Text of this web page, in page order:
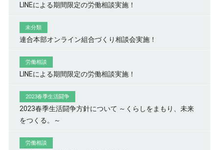
LINEによる期間限定の労働相談実施！
未分類
連合本部オンライン組合づくり相談会実施！
労働相談
LINEによる期間限定の労働相談実施！
2023春季生活闘争
2023春季生活闘争方針について ～くらしをまもり、未来
をつくる。～
労働相談